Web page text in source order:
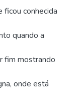
conhecida
quando a
fim mostrando
onde está